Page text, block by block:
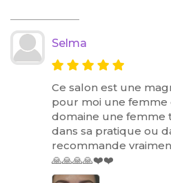
Selma
Ce salon est une
pour moi une femme
domaine une femme
dans sa pratique ou
recommande
🙏🙏🙏🙏❤️❤️